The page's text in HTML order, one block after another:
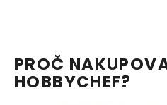
PROČ
HOBBYCHEF?